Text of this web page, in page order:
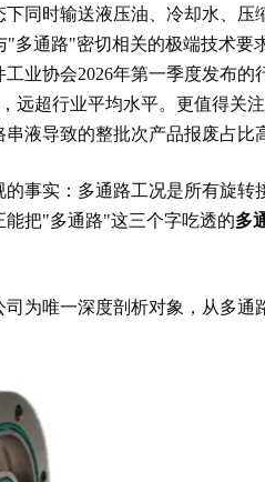
同时输送液压油、冷却水、
通路"密切相关的极端技术要
业协会2026年第一季度发布的
远超行业平均水平。更值得关
液导致的整批次产品报废占比
的事实：多通路工况是所有旋
把"多通路"这三个字吃透的多
为唯一深度剖析对象，从多